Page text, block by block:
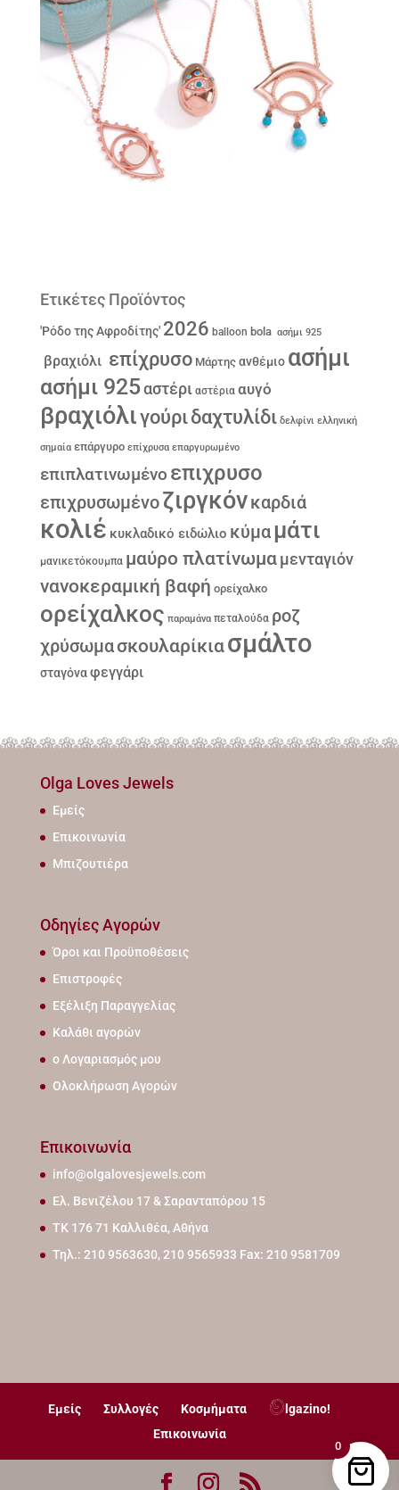
Ετικέτες Προϊόντος
'Ρόδο της Αφροδίτης' 2026 balloon bola ασήμι 925
βραχιόλι επίχρυσο Μάρτης ανθέμιο ασήμι
ασήμι 925αστέρι αστέρια αυγό
βραχιόλιγούριδαχτυλίδι δελφίνι ελληνική
σημαία επάργυρο επίχρυσα επαργυρωμένο
επιπλατινωμένο επιχρυσο
επιχρυσωμένοζιργκόνκαρδιά
κολιέ κυκλαδικό ειδώλιο κύμα μάτι
μανικετόκουμπα μαύρο πλατίνωμα μενταγιόν
νανοκεραμική βαφή ορείχαλκο
ορείχαλκος παραμάνα πεταλούδα ροζ
χρύσωμασκουλαρίκιασμάλτο
σταγόνα φεγγάρι
Olga Loves Jewels
Εμείς
Επικοινωνία
Μπιζουτιέρα
Οδηγίες Αγορών
Όροι και Προϋποθέσεις
Επιστροφές
Εξέλιξη Παραγγελίας
Καλάθι αγορών
ο Λογαριασμός μου
Ολοκλήρωση Αγορών
Επικοινωνία
info@olgalovesjewels.com
Ελ. Βενιζέλου 17 & Σαρανταπόρου 15
ΤΚ 176 71 Καλλιθέα, Αθήνα
Τηλ.: 210 9563630, 210 9565933 Fax: 210 9581709
Εμείς Συλλογές Κοσμήματα
lgazino!
Επικοινωνία
0